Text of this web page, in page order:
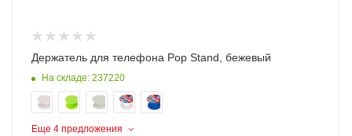
Держатель для телефона Pop Stand, бежевый
На складе: 237220
Еще 4 предложения